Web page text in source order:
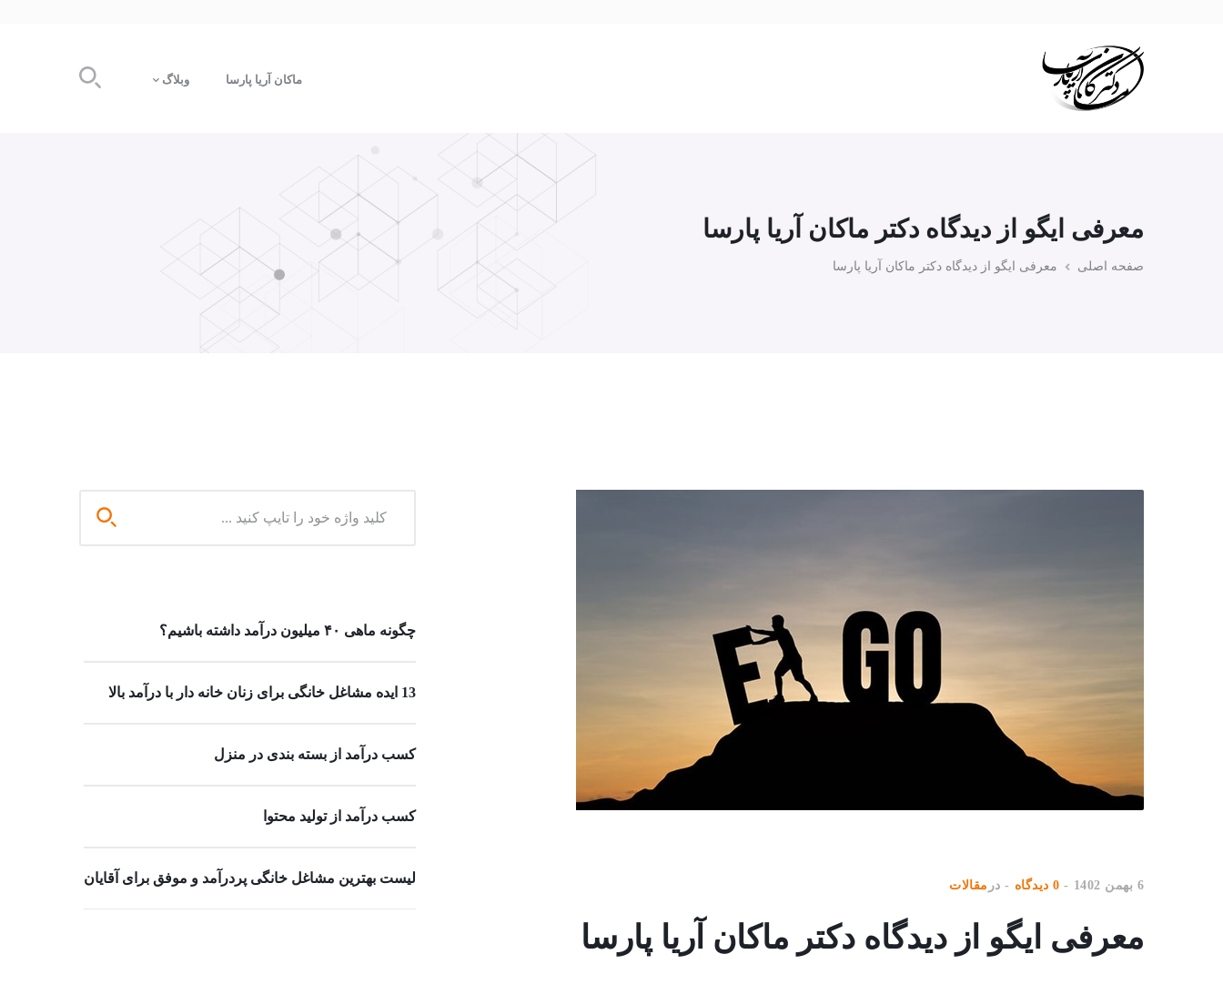
ماکان آریا پارسا وبلاگ
معرفی ایگو از دیدگاه دکتر ماکان آریا پارسا
صفحه اصلی معرفی ایگو از دیدگاه دکتر ماکان آریا پارسا
6 بهمن 1402 0 دیدگاه در مقالات
معرفی ایگو از دیدگاه دکتر ماکان آریا پارسا
چگونه ماهی ۴۰ میلیون درآمد داشته باشیم؟
13 ایده مشاغل خانگی برای زنان خانه دار با درآمد بالا
کسب درآمد از بسته بندی در منزل
کسب درآمد از تولید محتوا
لیست بهترین مشاغل خانگی پردرآمد و موفق برای آقایان